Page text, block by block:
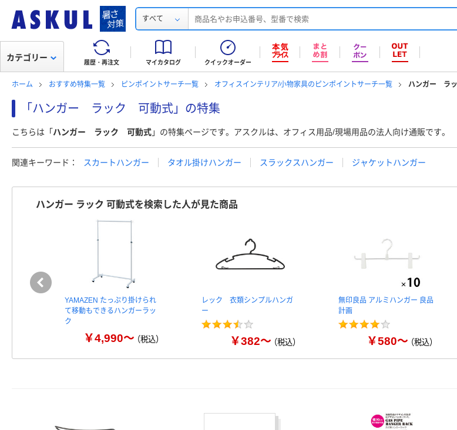
すべて
履歴・再注文 マイカタログ クイックオーダー
カテゴリー
ホーム おすすめ特集一覧 ピンポイントサーチ一覧 オフィスインテリア/小物家具のピンポイントサーチ一覧 ハンガー ラ
「ハンガー ラック 可動式」の特集
こちらは「 ハンガー ラック 可動式」の特集ページです。アスクルは、オフィス用品/現場用品の法人向け通販です。
関連キーワード： スカートハンガー タオル掛けハンガー スラックスハンガー ジャケットハンガー
ハンガー ラック 可動式を検索した人が見た商品
YAMAZEN たっぷり掛けられ
て移動もできるハンガーラッ
ク
￥4,990～（税込）
レック 衣類シンプルハンガ
ー
￥382～（税込）
無印良品 アルミハンガー 良品
計画
￥580～（税込）